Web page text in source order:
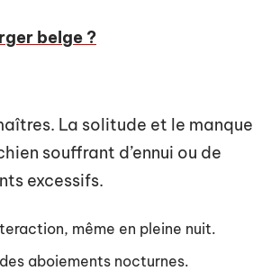
belge ?
La solitude et le manque
souffrant d’ennui ou de
excessifs.
même en pleine nuit.
aboiements nocturnes.